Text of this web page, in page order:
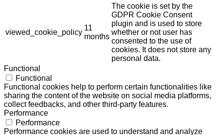
viewed_cookie_policy
11
months
The cookie is set by the
GDPR Cookie Consent
plugin and is used to store
whether or not user has
consented to the use of
cookies. It does not store any
personal data.
Functional
Functional
Functional cookies help to perform certain functionalities like
sharing the content of the website on social media platforms,
collect feedbacks, and other third-party features.
Performance
Performance
Performance cookies are used to understand and analyze